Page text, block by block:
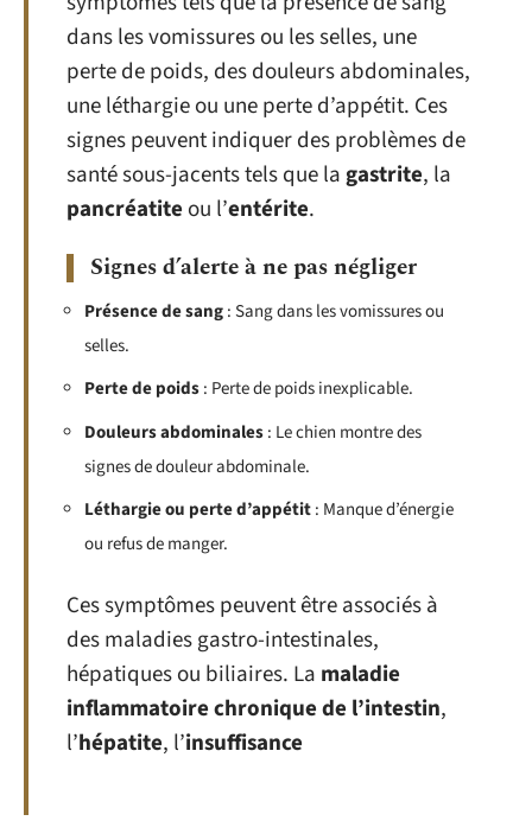
dans les vomissures ou les selles, une
perte de poids, des douleurs abdominales,
une léthargie ou une perte d’appétit. Ces
signes peuvent indiquer des problèmes de
santé sous-jacents tels que lagastrite, la
pancréatite ou l’entérite.
Signes d’alerte à ne pas négliger
Présence de sang: Sang dans les vomissures ou
selles.
Perte de poids: Perte de poids inexplicable.
Douleurs abdominales: Le chien montre des
signes de douleur abdominale.
Léthargie ou perte d’appétit: Manque d’énergie
ou refus de manger.
Ces symptômes peuvent être associés à
des maladies gastro-intestinales,
hépatiques ou biliaires. La maladie
inflammatoire chronique de l’intestin,
l’hépatite, l’insuffisance